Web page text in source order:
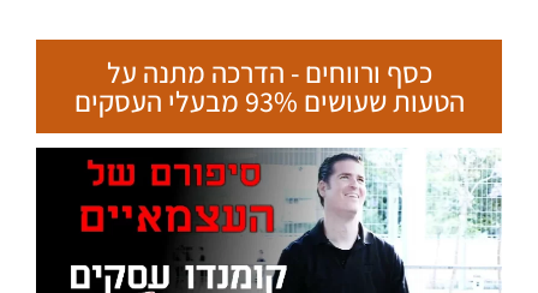
כסף ורווחים - הדרכה מתנה על
הטעות שעושים 93% מבעלי העסקים